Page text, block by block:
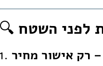
🔍
1. רק אישור מחיר